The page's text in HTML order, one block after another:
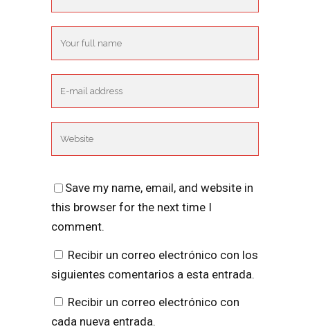
Save my name, email, and website in
this browser for the next time I
comment.
Recibir un correo electrónico con los
siguientes comentarios a esta entrada.
Recibir un correo electrónico con
cada nueva entrada.